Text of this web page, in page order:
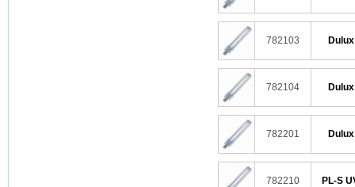
782103
782104
782201
782210 PL-S